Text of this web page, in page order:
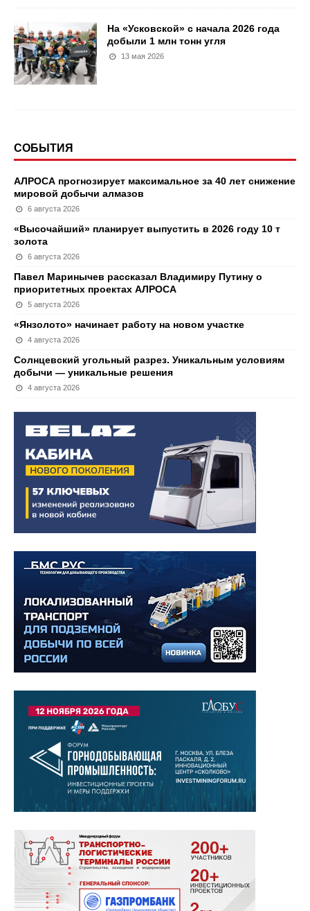
На «Усковской» с начала 2026 года
добыли 1 млн тонн угля
13 мая 2026
СОБЫТИЯ
АЛРОСА прогнозирует максимальное за 40 лет снижение
мировой добычи алмазов
6 августа 2026
«Высочайший» планирует выпустить в 2026 году 10 т
золота
6 августа 2026
Павел Маринычев рассказал Владимиру Путину о
приоритетных проектах АЛРОСА
5 августа 2026
«Янзолото» начинает работу на новом участке
4 августа 2026
Солнцевский угольный разрез. Уникальным условиям
добычи — уникальные решения
4 августа 2026